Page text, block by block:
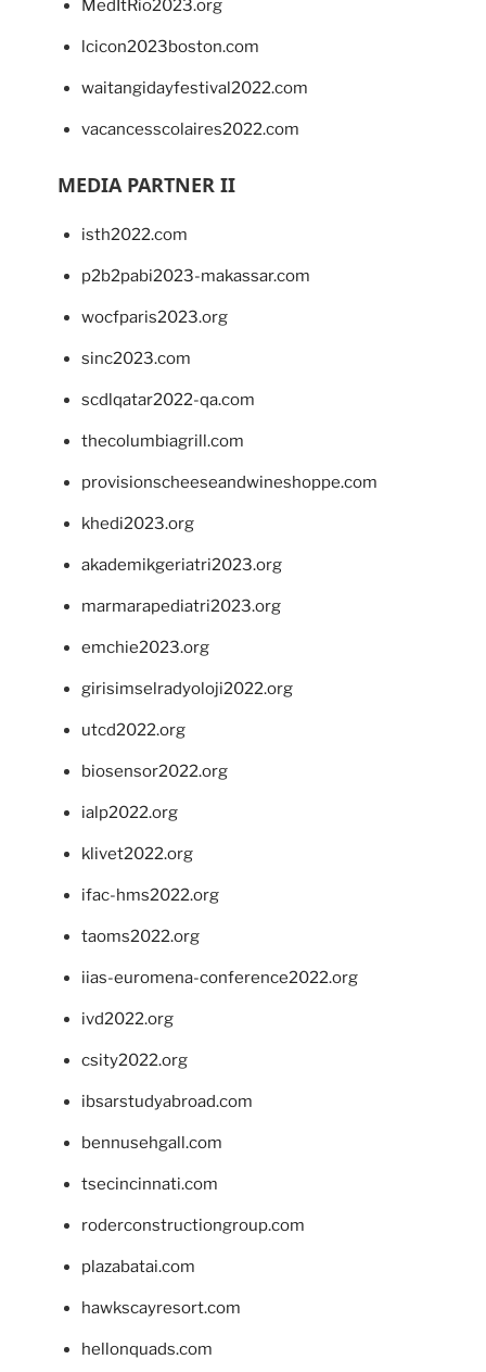
MedItRio2023.org
lcicon2023boston.com
waitangidayfestival2022.com
vacancesscolaires2022.com
MEDIA PARTNER II
isth2022.com
p2b2pabi2023-makassar.com
wocfparis2023.org
sinc2023.com
scdlqatar2022-qa.com
thecolumbiagrill.com
provisionscheeseandwineshoppe.com
khedi2023.org
akademikgeriatri2023.org
marmarapediatri2023.org
emchie2023.org
girisimselradyoloji2022.org
utcd2022.org
biosensor2022.org
ialp2022.org
klivet2022.org
ifac-hms2022.org
taoms2022.org
iias-euromena-conference2022.org
ivd2022.org
csity2022.org
ibsarstudyabroad.com
bennusehgall.com
tsecincinnati.com
roderconstructiongroup.com
plazabatai.com
hawkscayresort.com
hellonquads.com